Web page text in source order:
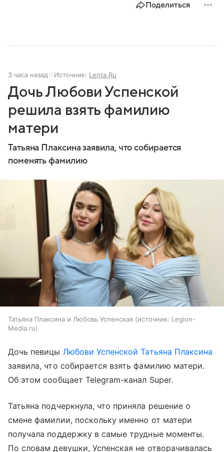
Поделиться
3 часа назад Источник: Lenta.Ru
Дочь Любови Успенской
решила взять фамилию
матери
Татьяна Плаксина заявила, что собирается
поменять фамилию
Татьяна Плаксина и Любовь Успенская источник: Legion-
Media.ru
Дочь певицы Любови Успенской Татьяна Плаксина
заявила, что собирается взять фамилию матери.
Об этом сообщает Telegram-канал Super.
Татьяна подчеркнула, что приняла решение о
смене фамилии, поскольку именно от матери
получала поддержку в самые трудные моменты.
По словам девушки, Успенская не отворачивалась